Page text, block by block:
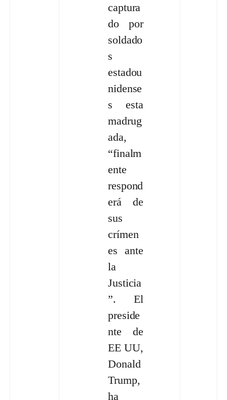
captura
do por
soldado
s
estadou
nidense
s esta
madrug
ada,
“finalm
ente
respond
erá de
sus
crímen
es ante
la
Justicia
”. El
preside
nte de
EE UU,
Donald
Trump,
ha